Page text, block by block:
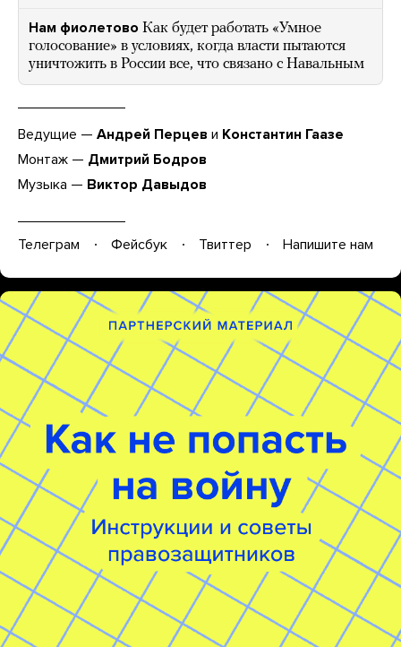
Нам фиолетово Как будет работать «Умное
голосование» в условиях, когда власти пытаются
уничтожить в России все, что связано с Навальным
Ведущие — Андрей Перцев и Константин Гаазе
Монтаж — Дмитрий Бодров
Музыка — Виктор Давыдов
Телеграм Фейсбук Твиттер Напишите нам